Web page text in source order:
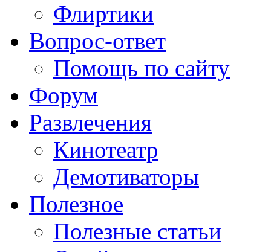
Флиртики
Вопрос-ответ
Помощь по сайту
Форум
Развлечения
Кинотеатр
Демотиваторы
Полезное
Полезные статьи